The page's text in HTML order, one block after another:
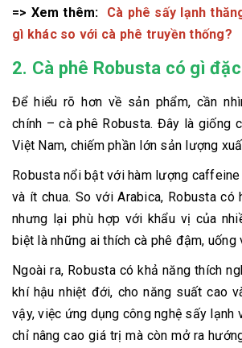
=> Xem thêm:
Cà phê sấy lạnh
gì khác so với cà phê truyền thống?
2. Cà phê Robusta có gì
Để hiểu rõ hơn về sản phẩm, cần
chính – cà phê Robusta. Đây là giống
Việt Nam, chiếm phần lớn sản lượng
Robusta nổi bật với hàm lượng
và ít chua. So với Arabica, Robusta có
nhưng lại phù hợp với khẩu vị của
biệt là những ai thích cà phê đậm, uống
Ngoài ra, Robusta có khả năng thích
khí hậu nhiệt đới, cho năng suất cao
vậy, việc ứng dụng công nghệ sấy lạnh
chỉ nâng cao giá trị mà còn mở ra